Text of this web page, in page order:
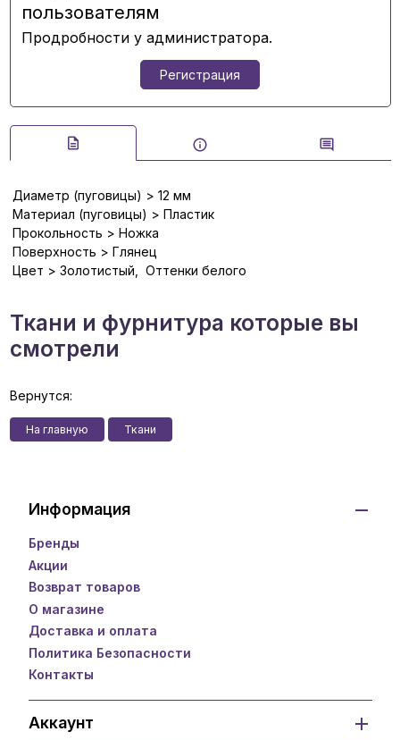
пользователям
Продробности у администратора.
Регистрация
Диаметр (пуговицы) > 12 мм
Материал (пуговицы) > Пластик
Прокольность > Ножка
Поверхность > Глянец
Цвет > Золотистый, Оттенки белого
Ткани и фурнитура которые вы
смотрели
Вернутся:
На главную Ткани
Информация
Бренды
Акции
Возврат товаров
О магазине
Доставка и оплата
Политика Безопасности
Контакты
Аккаунт